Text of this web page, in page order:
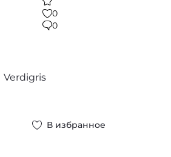
0
0
Verdigris
В избранное